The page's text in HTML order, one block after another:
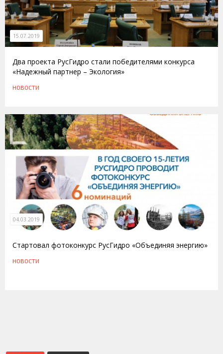
15.07.2019
Два проекта РусГидро стали победителями конкурса
«Надежный партнер – Экология»
НОВОСТИ
04.03.2019
Стартовал фотоконкурс РусГидро «Объединяя энергию»
НОВОСТИ